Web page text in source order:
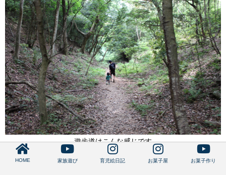
遊歩道はこんな感じです
HOME 家族遊び 育児絵日記 お菓子屋 お菓子作り